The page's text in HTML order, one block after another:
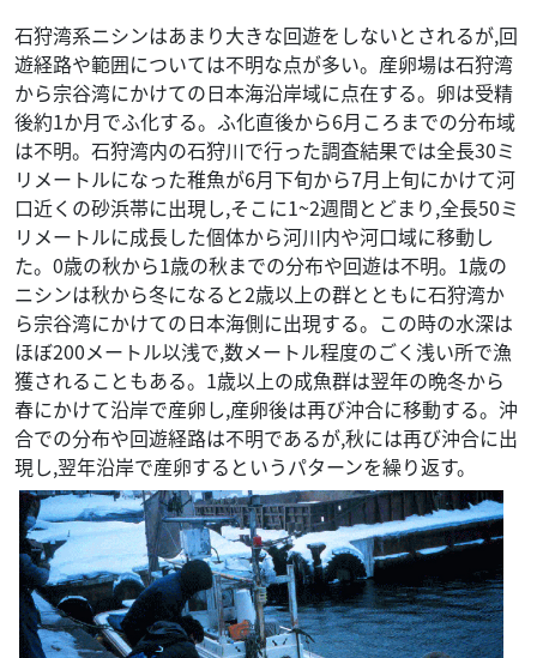
石狩湾系ニシンはあまり大きな回遊をしないとされるが,回
遊経路や範囲については不明な点が多い。産卵場は石狩湾
から宗谷湾にかけての日本海沿岸域に点在する。卵は受精
後約1か月でふ化する。ふ化直後から6月ころまでの分布域
は不明。石狩湾内の石狩川で行った調査結果では全長30ミ
リメートルになった稚魚が6月下旬から7月上旬にかけて河
口近くの砂浜帯に出現し,そこに1~2週間とどまり,全長50ミ
リメートルに成長した個体から河川内や河口域に移動し
た。0歳の秋から1歳の秋までの分布や回遊は不明。1歳の
ニシンは秋から冬になると2歳以上の群とともに石狩湾か
ら宗谷湾にかけての日本海側に出現する。この時の水深は
ほぼ200メートル以浅で,数メートル程度のごく浅い所で漁
獲されることもある。1歳以上の成魚群は翌年の晩冬から
春にかけて沿岸で産卵し,産卵後は再び沖合に移動する。沖
合での分布や回遊経路は不明であるが,秋には再び沖合に出
現し,翌年沿岸で産卵するというパターンを繰り返す。